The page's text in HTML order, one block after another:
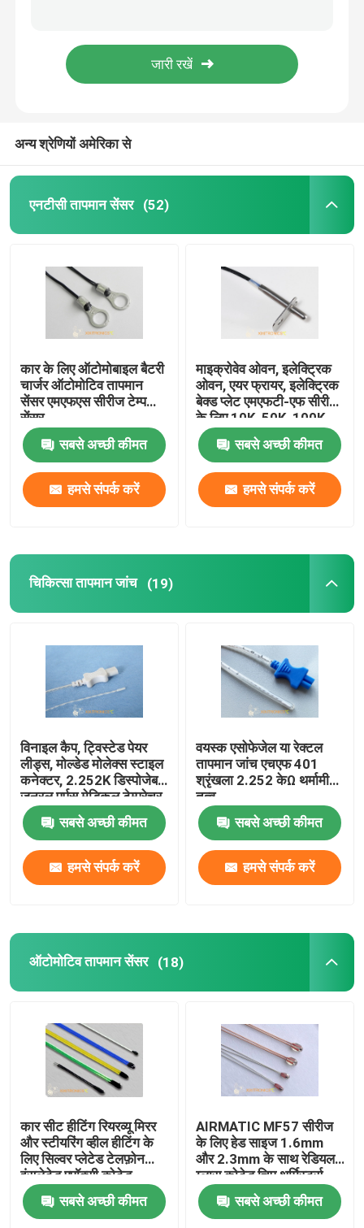
ऑटोमोटिव तापमान सेंसर
एपॉक्सी लेपित थर्मिस्टर्स
घरेलू उपकरण सेंसर
प्लेटिनम आरटीडी तापमान सेंसर
पतली फिल्म एनटीसी थर्मामीटर
सीधे जांच तापमान सेंसर
बुलेट तापमान सेंसर
भूतल माउंट तापमान सेंसर
Flanged तापमान सेंसर
विसर्जन तापमान सेंसर
चिप स्टाइल एनटीसी थर्मिस्टर्स
एनटीसी थर्मामीटर चिप
जड़त्वीय नेविगेशन सेंसर
अन्य श्रेणियों अमेरिका से
एनटीसी तापमान सेंसर (52)
कार के लिए ऑटोमोबाइल बैटरी
चार्जर ऑटोमोटिव तापमान
सेंसर एमएफएस सीरीज टेम्प
सेंसर
सबसे अच्छी कीमत
हमसे संपर्क करें
माइक्रोवेव ओवन, इलेक्ट्रिक
ओवन, एयर फ्रायर, इलेक्ट्रिक
बेक्ड प्लेट एमएफटी-एफ सीरीज
के लिए 10K, 50K, 100K
तापमान सेंसर
सबसे अच्छी कीमत
हमसे संपर्क करें
चिकित्सा तापमान जांच (19)
विनाइल कैप, ट्विस्टेड पेयर
लीड्स, मोल्डेड मोलेक्स स्टाइल
कनेक्टर, 2.252K डिस्पोजेबल
जनरल पर्पस मेडिकल टेम्परेचर
सेंसर
सबसे अच्छी कीमत
हमसे संपर्क करें
वयस्क एसोफेजेल या रेक्टल
तापमान जांच एचएफ 401
श्रृंखला 2.252 केΩ थर्मामीटर
तत्व
सबसे अच्छी कीमत
हमसे संपर्क करें
ऑटोमोटिव तापमान सेंसर (18)
कार सीट हीटिंग रियरव्यू मिरर
और स्टीयरिंग व्हील हीटिंग के
लिए सिल्वर प्लेटेड टेलफ़ोन
इंसुलेटेड एपॉक्सी कोटेड
थर्मिस्टर्स
सबसे अच्छी कीमत
AIRMATIC MF57 सीरीज
के लिए हेड साइज 1.6mm
और 2.3mm के साथ रेडियल
ग्लास कोटेड चिप थर्मिस्टर्स
सबसे अच्छी कीमत